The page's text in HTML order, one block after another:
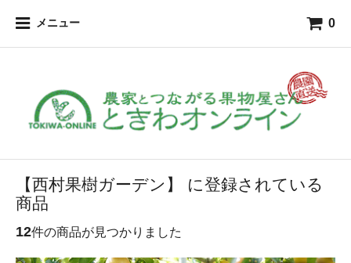
メニュー 0
【西村果樹ガーデン】 に登録されている
商品
12件の商品が見つかりました